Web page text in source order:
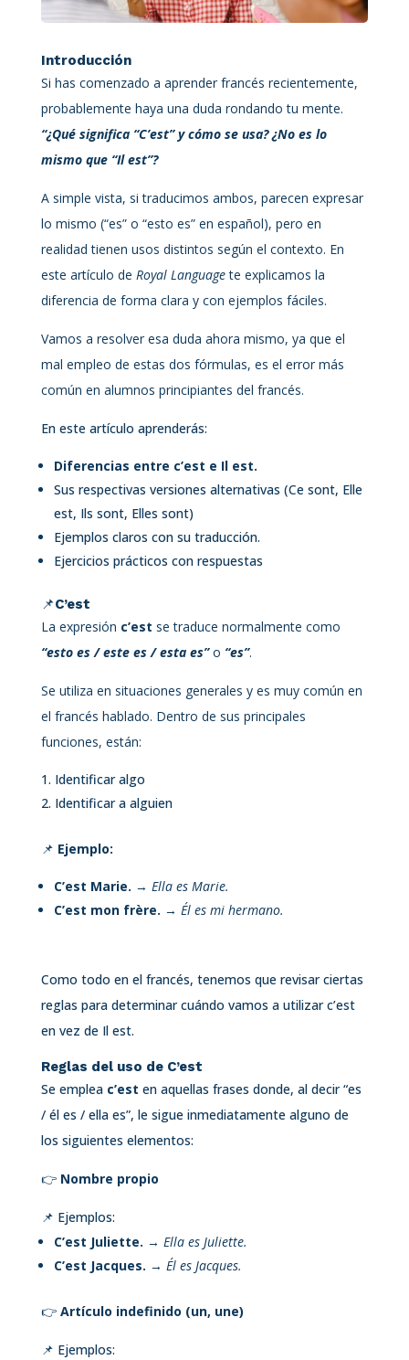
Introducción
Si has comenzado a aprender francés recientemente,
probablemente haya una duda rondando tu mente.
“¿Qué significa “C’est” y cómo se usa? ¿No es lo
mismo que “Il est”?
A simple vista, si traducimos ambos, parecen expresar
lo mismo (“es” o “esto es” en español), pero en
realidad tienen usos distintos según el contexto. En
este artículo de Royal Languagete explicamos la
diferencia de forma clara y con ejemplos fáciles.
Vamos a resolver esa duda ahora mismo, ya que el
mal empleo de estas dos fórmulas, es el error más
común en alumnos principiantes del francés.
En este artículo aprenderás:
Diferencias entre c’est e Il est.
Sus respectivas versiones alternativas (Ce sont, Elle
est, Ils sont, Elles sont)
Ejemplos claros con su traducción.
Ejercicios prácticos con respuestas
📌C’est
La expresión c’est se traduce normalmente como
“esto es / este es / esta es”o “es”.
Se utiliza en situaciones generales y es muy común en
el francés hablado. Dentro de sus principales
funciones, están:
Identificar algo
Identificar a alguien
📌 Ejemplo:
C’est Marie. → Ella es Marie.
C’est mon frère. → Él es mi hermano.
Como todo en el francés, tenemos que revisar ciertas
reglas para determinar cuándo vamos a utilizar c’est
en vez de Il est.
Reglas del uso de C’est
Se emplea c’est en aquellas frases donde, al decir “es
/ él es / ella es”, le sigue inmediatamente alguno de
los siguientes elementos:
👉 Nombre propio
📌 Ejemplos:
C’est Juliette. → Ella es Juliette.
C’est Jacques. → Él es Jacques.
👉Artículo indefinido (un, une)
📌 Ejemplos: